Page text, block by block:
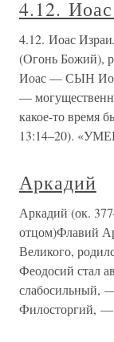
4.12.
4.12. Иоас
(Огонь Божий),
Иоас — СЫН
—
какое-то время
13:14–20).
Аркадий
Аркадий (ок.
отцом)Флавий
Великого,
Феодосий стал
слабосильный,
Филосторгий, —